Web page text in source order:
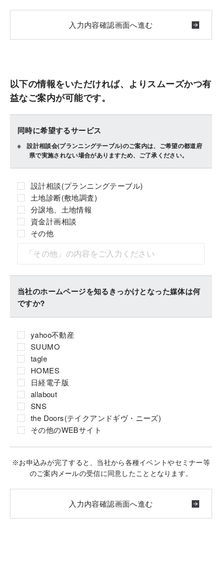
以下の情報をいただければ、よりスムーズかつ有
益なご案内が可能です。
同時に希望するサービス
設計相談会(プランニングテーブル)のご案内は、ご希望の都道府
県で実施されない場合がありますため、ご了承ください。
設計相談(プランニングテーブル)
土地診断(敷地調査)
分譲地、土地情報
資金計画相談
その他
当社のホームページを知るきっかけとなった媒体は何
ですか?
yahoo不動産
SUUMO
tagle
HOMES
日経電子版
allabout
SNS
the Doors(テイクアンドギヴ・ニーズ)
その他のWEBサイト
※お申込みが完了すると、当社から各種イベントやセミナー等
のご案内メールの受信に同意したこととなります。